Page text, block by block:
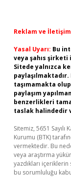
Reklam ve
Yasal Uyarı: Bu
veya şahıs şirketi
Sitede yalnızca
taşımamakta
paylaşım
benzerlikleri
taslak halindedir
Sitemiz, 5651
Kurumu (BTK)
vermektedir. Bu
veya araştırma
yazdıkları
bu sorumluluğu